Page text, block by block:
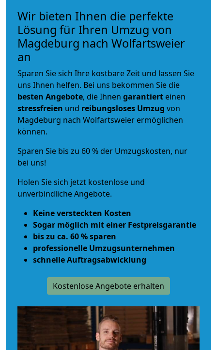
Wir bieten Ihnen die perfekte
Lösung für Ihren Umzug von
Magdeburg nach Wolfartsweier
an
Sparen Sie sich Ihre kostbare Zeit und lassen Sie
uns Ihnen helfen. Bei uns bekommen Sie die
besten Angebote, die Ihnen garantiert einen
stressfreien und reibungsloses Umzug von
Magdeburg nach Wolfartsweier ermöglichen
können.
Sparen Sie bis zu 60 % der Umzugskosten, nur
bei uns!
Holen Sie sich jetzt kostenlose und
unverbindliche Angebote.
Keine versteckten Kosten
Sogar möglich mit einer Festpreisgarantie
bis zu ca. 60 % sparen
professionelle Umzugsunternehmen
schnelle Auftragsabwicklung
Kostenlose Angebote erhalten